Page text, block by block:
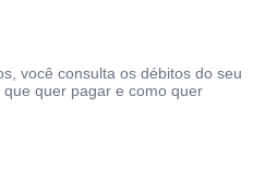
você consulta os débitos do seu
quer pagar e como quer